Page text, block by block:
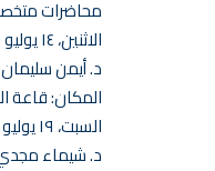
محاضرات
الاثنين، ١٤ يوليو ٢٠٢٥ (من ٤:٠٠ مساءً إلى ٦:٠٠ مساءً):
د. أيمن
المكان: قاعة
السبت، ١٩ يوليو ٢٠٢٥ (من ١٢:٠٠ ظهرًا إلى ٢:٠٠ مساءً):
د. شيماء